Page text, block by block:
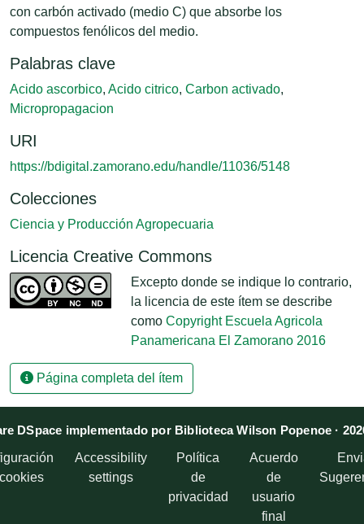
con carbón activado (medio C) que absorbe los
compuestos fenólicos del medio.
Palabras clave
Acido ascorbico, Acido citrico, Carbon activado,
Micropropagacion
URI
https://bdigital.zamorano.edu/handle/11036/5148
Colecciones
Ciencia y Producción Agropecuaria
Licencia Creative Commons
Excepto donde se indique lo contrario,
la licencia de este ítem se describe
como Copyright Escuela Agricola
Panamericana El Zamorano 2016
Página completa del ítem
DSpace implementado por Biblioteca Wilson Popenoe ·
Accessibility
settings
Política
de
privacidad
Acuerdo
de
usuario
final